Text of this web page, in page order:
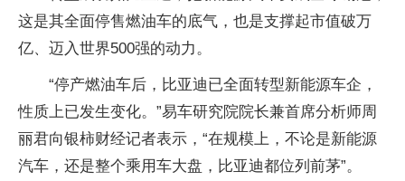
这是其全面停售燃油车的底气，也是支撑起市值破万
亿、迈入世界500强的动力。
“停产燃油车后，比亚迪已全面转型新能源车企，
性质上已发生变化。”易车研究院院长兼首席分析师周
丽君向银柿财经记者表示，“在规模上，不论是新能源
汽车，还是整个乘用车大盘，比亚迪都位列前茅”。